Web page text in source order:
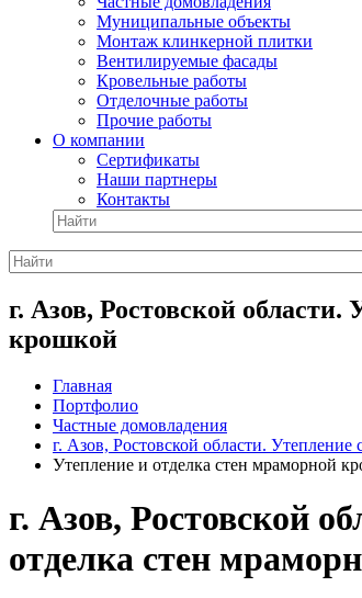
Муниципальные объекты
Монтаж клинкерной плитки
Вентилируемые фасады
Кровельные работы
Отделочные работы
Прочие работы
О компании
Сертификаты
Наши партнеры
Контакты
г. Азов, Ростовской
крошкой
Главная
Портфолио
Частные домовладения
г. Азов, Ростовской области.
Утепление и отделка стен мраморной
г. Азов, Ростовской
отделка стен